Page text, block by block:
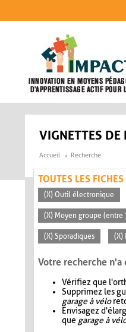
VIGNETTES DE
Accueil Recherche
TOUTES LES
(X) Outil électronique
(X) Moyen groupe (entre
(X) Sporadiques (X)
Votre recherche n'a
Vérifiez que
Supprimez les
garage à vélo
Envisagez
que garage à